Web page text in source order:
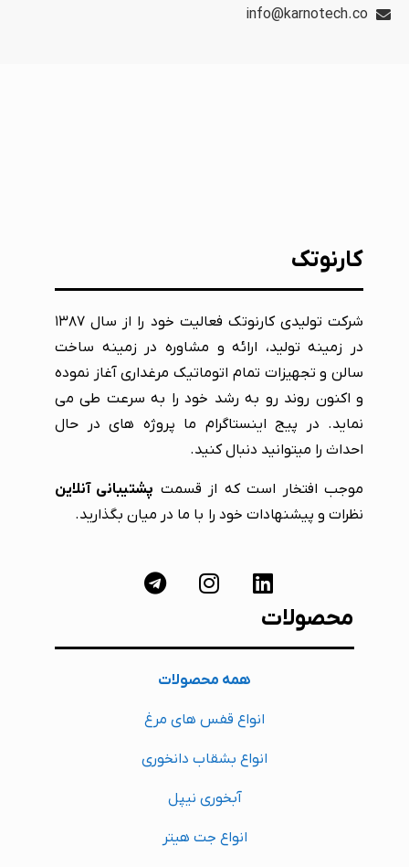
info@karnotech.co
کارنوتک
شرکت تولیدی کارنوتک فعالیت خود را از سال ۱۳۸۷
در زمینه تولید، ارائه و مشاوره در زمینه ساخت
سالن و تجهیزات تمام اتوماتیک مرغداری آغاز نموده
و اکنون روند رو به رشد خود را به سرعت طی می
نماید. در پیج اینستاگرام ما پروژه های در حال
احداث را میتوانید دنبال کنید.
موجب افتخار است که از قسمت پشتیبانی آنلاین
نظرات و پیشنهادات خود را با ما در میان بگذارید.
محصولات
همه محصولات
انواع قفس های مرغ
انواع بشقاب دانخوری
آبخوری نیپل
انواع جت هیتر